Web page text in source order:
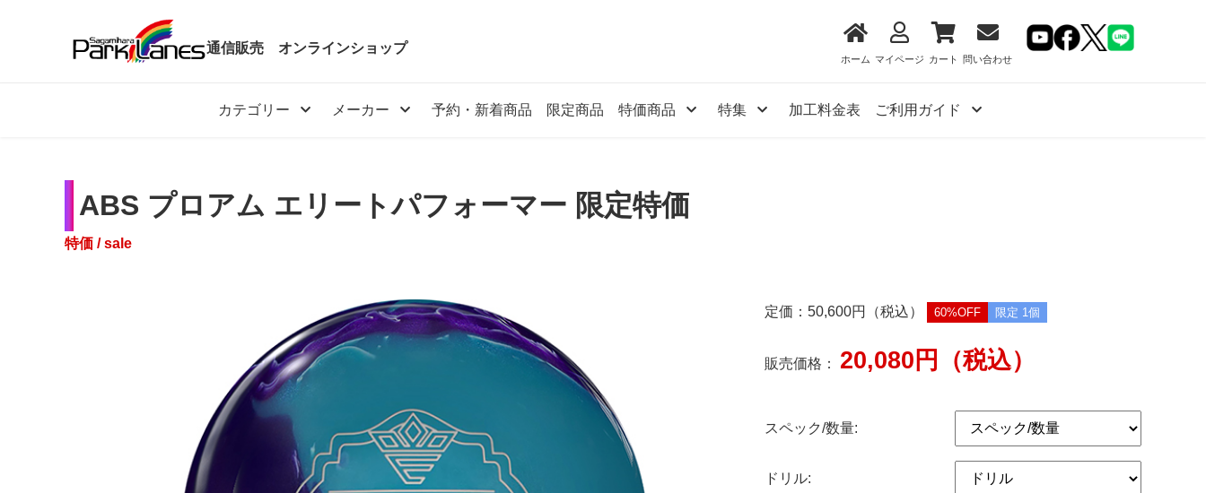
通信販売 オンラインショップ
ホーム マイページ カート 問い合わせ
カテゴリー メーカー 予約・新着商品 限定商品 特価商品 特集 加工料金表 ご利用ガイド
予約・新着商品
限定商品
特集
加工料金表
ABS プロアム エリートパフォーマー 限定特価
特価 / sale
定価：50,600円（税込） 60%OFF 限定 1個
販売価格： 20,080円（税込）
スペック/数量:
ドリル: